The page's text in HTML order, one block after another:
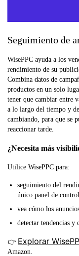
Seguimiento de
WisePPC ayuda a los
rendimiento de su
Combina datos de
productos en un solo
tener que cambiar entre
a lo largo del tiempo y
cambiando, para que se
reaccionar tarde.
¿Necesita más
Utilice WisePPC para:
seguimiento del
único panel de control
vea cómo los
detectar tendencias y
👉 Explorar
Amazon.